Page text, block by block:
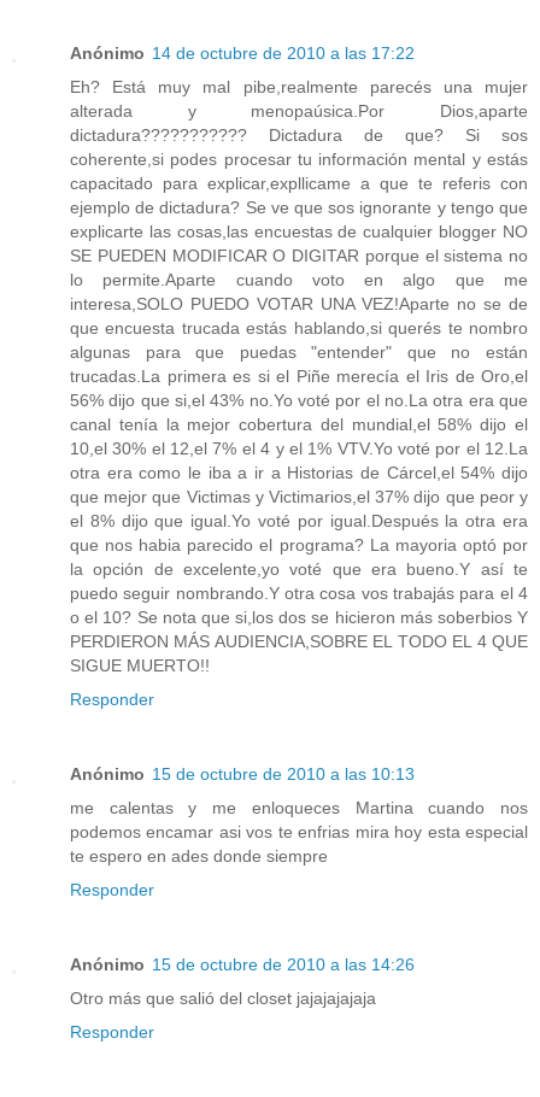
Anónimo 14 de octubre de 2010 a las 17:22
Eh? Está muy mal pibe,realmente parecés una mujer
alterada y menopaúsica.Por Dios,aparte
dictadura??????????? Dictadura de que? Si sos
coherente,si podes procesar tu información mental y estás
capacitado para explicar,expllicame a que te referis con
ejemplo de dictadura? Se ve que sos ignorante y tengo que
explicarte las cosas,las encuestas de cualquier blogger NO
SE PUEDEN MODIFICAR O DIGITAR porque el sistema no
lo permite.Aparte cuando voto en algo que me
interesa,SOLO PUEDO VOTAR UNA VEZ!Aparte no se de
que encuesta trucada estás hablando,si querés te nombro
algunas para que puedas "entender" que no están
trucadas.La primera es si el Piñe merecía el Iris de Oro,el
56% dijo que si,el 43% no.Yo voté por el no.La otra era que
canal tenía la mejor cobertura del mundial,el 58% dijo el
10,el 30% el 12,el 7% el 4 y el 1% VTV.Yo voté por el 12.La
otra era como le iba a ir a Historias de Cárcel,el 54% dijo
que mejor que Victimas y Victimarios,el 37% dijo que peor y
el 8% dijo que igual.Yo voté por igual.Después la otra era
que nos habia parecido el programa? La mayoria optó por
la opción de excelente,yo voté que era bueno.Y así te
puedo seguir nombrando.Y otra cosa vos trabajás para el 4
o el 10? Se nota que si,los dos se hicieron más soberbios Y
PERDIERON MÁS AUDIENCIA,SOBRE EL TODO EL 4 QUE
SIGUE MUERTO!!
Responder
Anónimo 15 de octubre de 2010 a las 10:13
me calentas y me enloqueces Martina cuando nos
podemos encamar asi vos te enfrias mira hoy esta especial
te espero en ades donde siempre
Responder
Anónimo 15 de octubre de 2010 a las 14:26
Otro más que salió del closet jajajajajaja
Responder